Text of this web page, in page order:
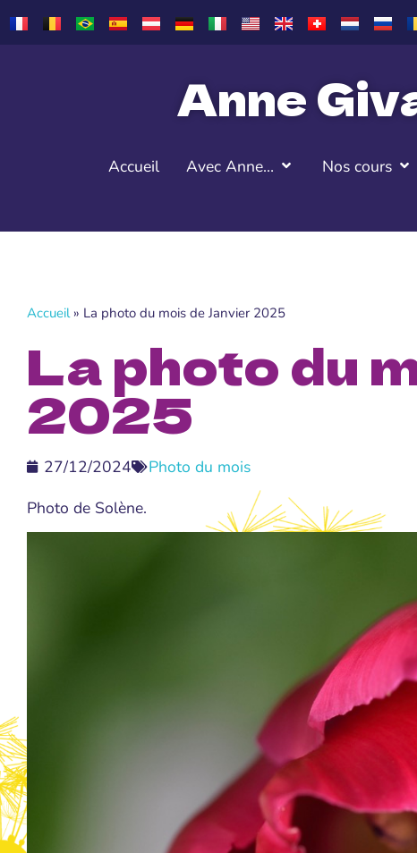
Anne
Accueil Avec Anne… Nos cours
Accueil» La photo du mois de Janvier 2025
La photo du
2025
27/12/2024
Photo du mois
Photo de Solène.